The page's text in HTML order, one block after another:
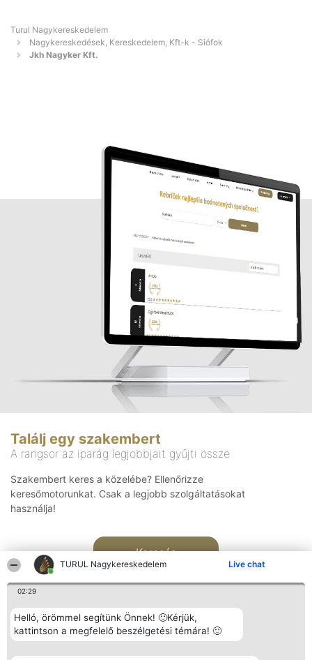
TURUL Nagykereskedelem Live chat
02:29
Helló, örömmel segítünk Önnek! 🙂Kérjük,
kattintson a megfelelő beszélgetési témára! 🙂
Turul Nagykereskedelem
Nagykereskedések, Kereskedelem, Kft-k - Siófok
Jkh Nagyker Kft.
Találj egy szakembert
A rangsor az iparág legjobbjait gyűjti össze
Szakembert keres a közelébe? Ellenőrizze
keresőmotorunkat. Csak a legjobb szolgáltatásokat
használja!
Keresés
Rangsorszervező Népszavazás Elérhetőség